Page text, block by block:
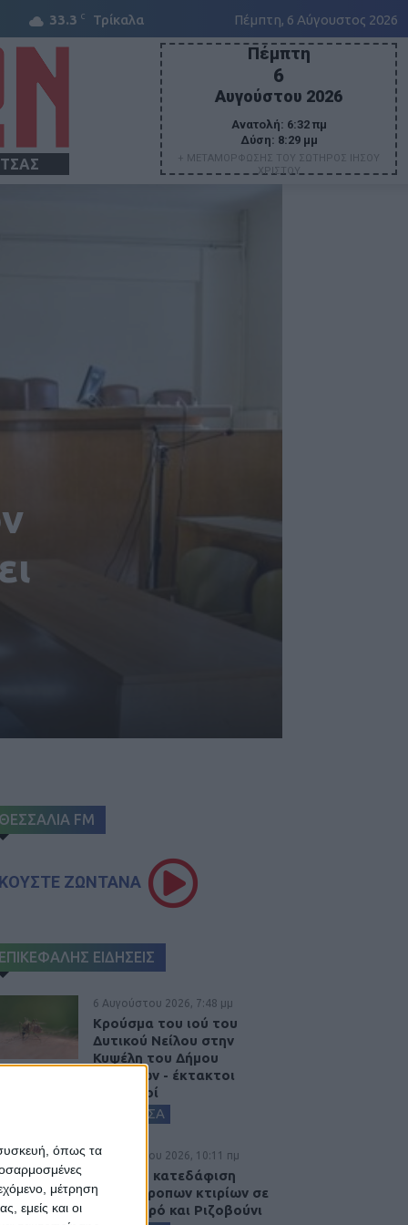
όπως τα
μέτρηση
εμείς και οι
33.3 C Τρίκαλα Πέμπτη, 6 Αύγουστος 2026
Πέμπτη
6
Αυγούστου 2026
Ανατολή: 6:32 πμ
Δύση: 8:29 μμ
+ ΜΕΤΑΜΟΡΦΩΣΗΣ ΤΟΥ ΣΩΤΗΡΟΣ ΙΗΣΟΥ
ΧΡΙΣΤΟΥ
ΘΕΣΣΑΛΙΑ FM
ΖΩΝΤΑΝΑ
ΕΠΙΚΕΦΑΛΗΣ ΕΙΔΗΣΕΙΣ
6 Αυγούστου 2026, 7:48 μμ
Κρούσμα του ιού του
Δυτικού Νείλου στην
Κυψέλη του Δήμου
Σοφάδων - έκτακτοι
ψεκασμοί
ΚΑΡΔΙΤΣΑ
6 Αυγούστου 2026, 10:11 πμ
Ξεκινά η κατεδάφιση
ετοιμόρροπων κτιρίων σε
Αγναντερό και Ριζοβούνι